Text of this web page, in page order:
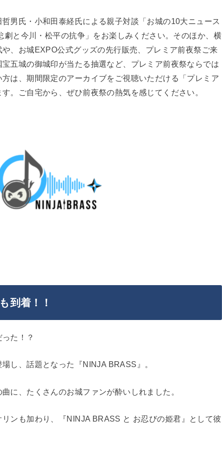
男氏・小和田泰経氏による親子対談「お城の10大ニュース
劇と今川・松平の抗争」をお楽しみください。そのほか、横
、お城EXPO公式グッズの先行販売、プレミア前夜祭ご来
五城の御城印が当たる抽選など、プレミア前夜祭ならでは
は、期間限定のアーカイブをご視聴いただける「プレミア
。ご自宅から、ぜひ前夜祭の熱気を感じてください。
到着！！
た！？
し、話題となった『NINJA BRASS』。
に、たくさんのお城ファンが酔いしれました。
ンも加わり、『NINJA BRASS と お忍びの姫君』として彼